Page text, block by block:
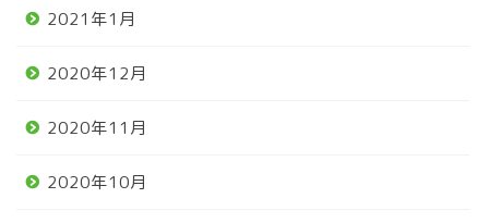
2021年1月
2020年12月
2020年11月
2020年10月